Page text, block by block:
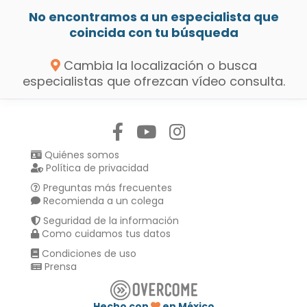
No encontramos a un especialista que
coincida con tu búsqueda
Cambia la localización o busca
especialistas que ofrezcan vídeo consulta.
Quiénes somos
Política de privacidad
Preguntas más frecuentes
Recomienda a un colega
Seguridad de la información
Como cuidamos tus datos
Condiciones de uso
Prensa